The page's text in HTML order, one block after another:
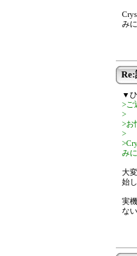
み
▼ひ
>ご
>
>お
>
み
大
始
実
な